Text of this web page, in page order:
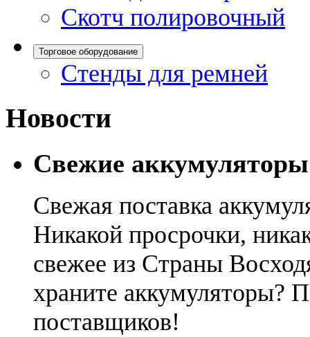
Скотч полировочный
Торговое оборудование
Стенды для ремней
Новости
Свежие
Свежая поставка
Никакой просрочки,
свежее из Страны
храните аккумуляторы?
поставщиков!